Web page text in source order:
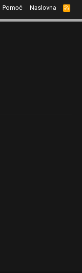
Pomoć Naslovna
R
S
S